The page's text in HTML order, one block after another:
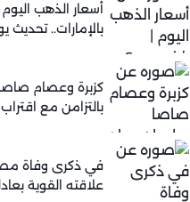
بالإمارات.. تحديث
كزبرة وعصام
بالتزامن مع
في ذكرى وفاة
علاقته القوية